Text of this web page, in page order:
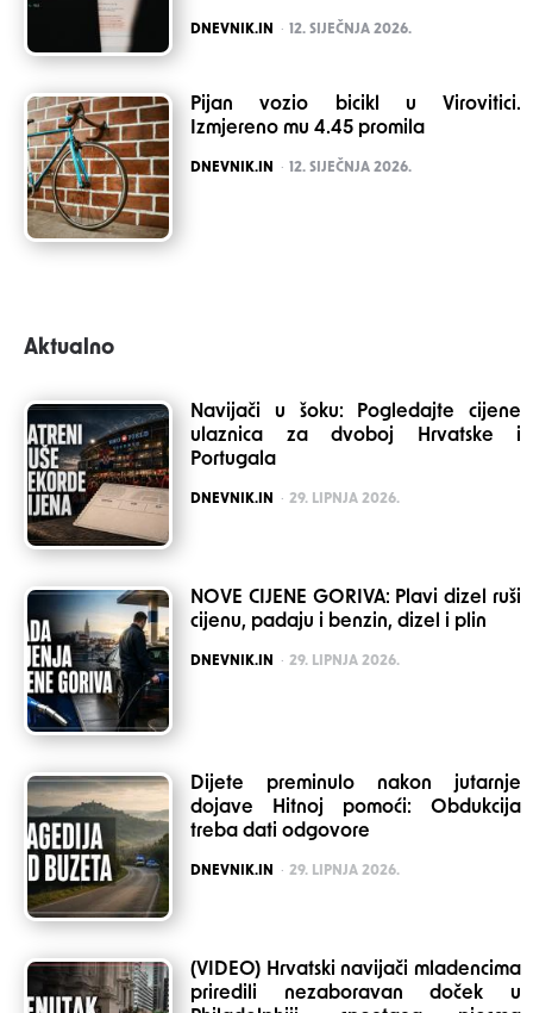
POSTED
DNEVNIK.IN 12. SIJEČNJA 2026.
Pijan vozio bicikl u Virovitici.
Izmjereno mu 4.45 promila
POSTED
DNEVNIK.IN 12. SIJEČNJA 2026.
Aktualno
Navijači u šoku: Pogledajte cijene
ulaznica za dvoboj Hrvatske i
Portugala
POSTED
DNEVNIK.IN 29. LIPNJA 2026.
NOVE CIJENE GORIVA: Plavi dizel ruši
cijenu, padaju i benzin, dizel i plin
POSTED
DNEVNIK.IN 29. LIPNJA 2026.
Dijete preminulo nakon jutarnje
dojave Hitnoj pomoći: Obdukcija
treba dati odgovore
POSTED
DNEVNIK.IN 29. LIPNJA 2026.
(VIDEO) Hrvatski navijači mladencima
priredili nezaboravan doček u